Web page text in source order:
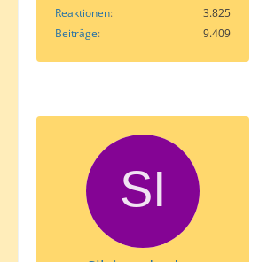
Reaktionen
3.825
Beiträge
9.409